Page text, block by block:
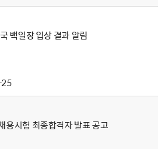
백일장 입상 결과 알림
용시험 최종합격자 발표 공고